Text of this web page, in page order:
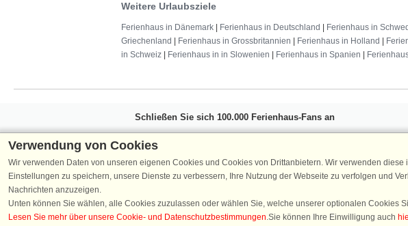
Weitere Urlaubsziele
Ferienhaus in Dänemark Ferienhaus in Deutschland Ferienhaus in
Griechenland
Ferienhaus in Grossbritannien Ferienhaus in Holland
in Schweiz
Ferienhaus in in Slowenien Ferienhaus in Spanien
Schließen Sie sich 100.000 Ferienhaus-Fans an
Ferienhausurlaub - melden Sie sich einfach für den DanCenter Newsletter
Verpassen Sie nie wieder exklusive Angebote, Gewinnspiele und
Verwendung von Cookies
Wir verwenden Daten von unseren eigenen Cookies und Cookies von Drittanbietern. Wir verwenden
Einstellungen zu speichern, unsere Dienste zu verbessern, Ihre Nutzung der Webseite zu verfolgen und
Nachrichten anzuzeigen.
Unten können Sie wählen, alle Cookies zuzulassen oder wählen Sie, welche unserer optionalen Cookies
Lesen Sie mehr über unsere Cookie- und Datenschutzbestimmungen.Sie können Ihre Einwilligung auch